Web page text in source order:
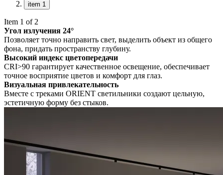
item 1
Item 1 of 2
Угол излучения 24°
Позволяет точно направить свет, выделить объект из общего
фона, придать пространству глубину.
Высокий индекс цветопередачи
CRI>90 гарантирует качественное освещение, обеспечивает
точное восприятие цветов и комфорт для глаз.
Визуальная привлекательность
Вместе с треками ORIENT светильники создают цельную,
эстетичную форму без стыков.